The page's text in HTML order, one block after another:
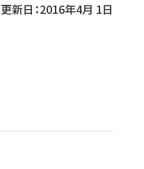
更新日：2016年4月 1日